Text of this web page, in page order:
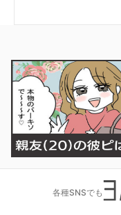
各種SNSでも